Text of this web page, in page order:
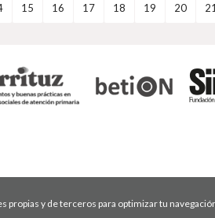
15 16 17 18 19 20 21
propias y de terceros para optimizar tu